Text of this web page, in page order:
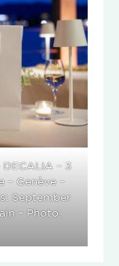
– 3
– Genève –
September
– Photo: